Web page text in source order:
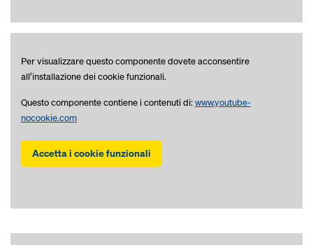
Per visualizzare questo componente dovete acconsentire
all’installazione dei cookie funzionali.
Questo componente contiene i contenuti di:www.youtube-
nocookie.com
Accetta i cookie funzionali